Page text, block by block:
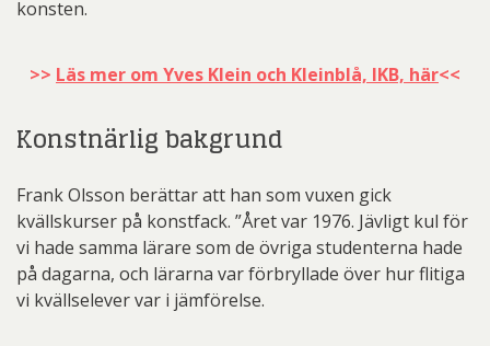
konsten.
>> Läs mer om Yves Klein och Kleinblå, IKB, här<<
Konstnärlig bakgrund
Frank Olsson berättar att han som vuxen gick
kvällskurser på konstfack. ”Året var 1976. Jävligt kul för
vi hade samma lärare som de övriga studenterna hade
på dagarna, och lärarna var förbryllade över hur flitiga
vi kvällselever var i jämförelse.